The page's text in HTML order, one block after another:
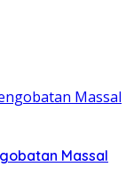
Massal